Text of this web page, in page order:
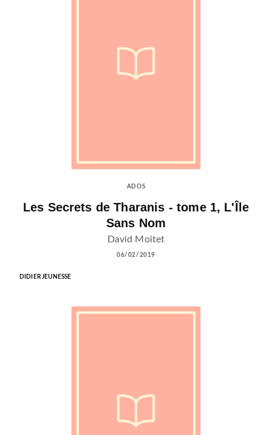
ADOS
Les Secrets de Tharanis - tome 1, L'Île
Sans Nom
David Moitet
06/02/2019
DIDIER JEUNESSE